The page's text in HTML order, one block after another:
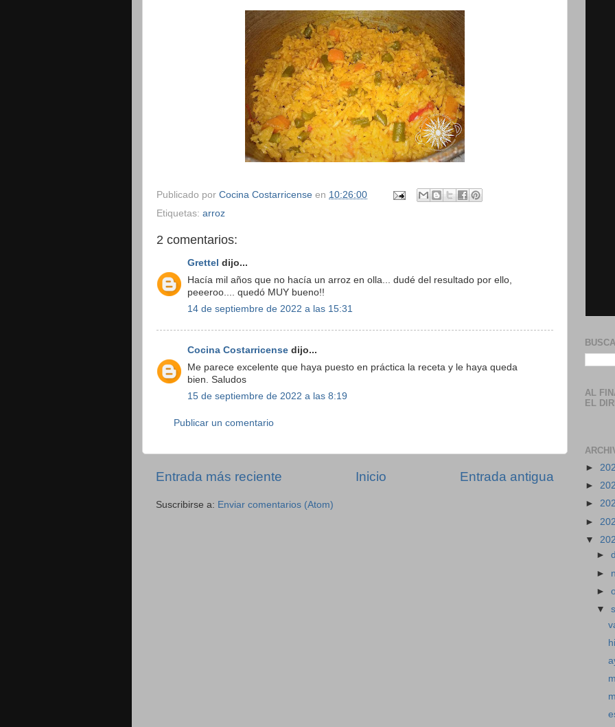
Publicado por Cocina Costarricense en 10:26:00
Etiquetas: arroz
2 comentarios:
Grettel dijo...
Hacía mil años que no hacía un arroz en olla... dudé del resultado por ello,
peeeroo.... quedó MUY bueno!!
14 de septiembre de 2022 a las 15:31
Cocina Costarricense dijo...
Me parece excelente que haya puesto en práctica la receta y le haya queda
bien. Saludos
15 de septiembre de 2022 a las 8:19
Publicar un comentario
Entrada más reciente Entrada antigua
Inicio
Suscribirse a: Enviar comentarios (Atom)
AL
EL
►
►
►
►
▼
►
►
►
▼